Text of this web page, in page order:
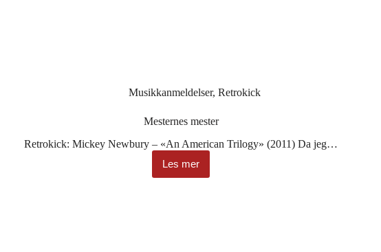
Musikkanmeldelser,Retrokick
Mesternes mester
Retrokick: Mickey Newbury – «An American Trilogy» (2011) Da jeg…
Les merMesternes
mester